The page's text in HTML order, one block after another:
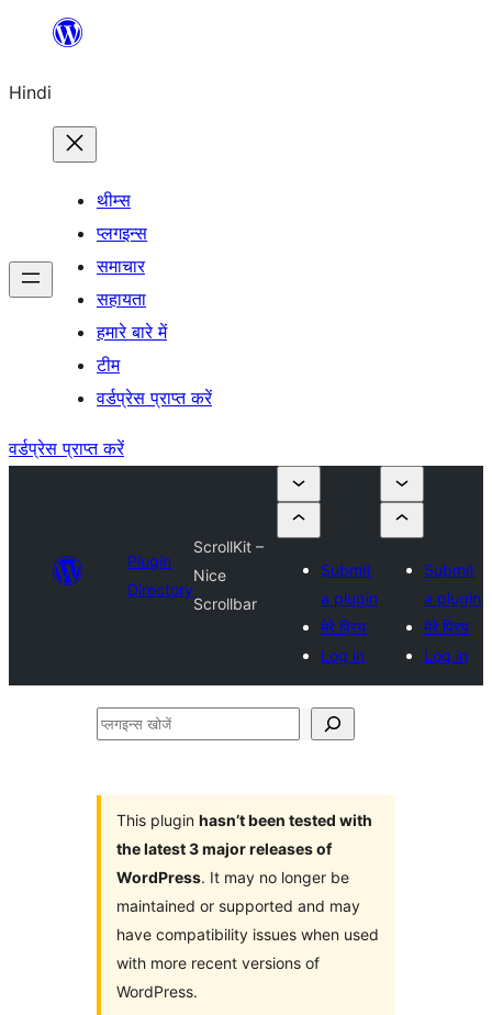
सामग्री
जाएं
Hindi
थीम्स
प्लगइन्स
समाचार
सहायता
हमारे बारे में
टीम
वर्डप्रेस प्राप्त करें
वर्डप्रेस प्राप्त करें
Plugin
Directory
ScrollKit –
Nice
Scrollbar
Submit
a plugin
मेरे प्रिय
Log in
Submit
a plugin
मेरे प्रिय
Log in
प्लगइन्स
This plugin hasn’t been tested with
the latest 3 major releases of
WordPress. It may no longer be
maintained or supported and may
have compatibility issues when used
with more recent versions of
WordPress.